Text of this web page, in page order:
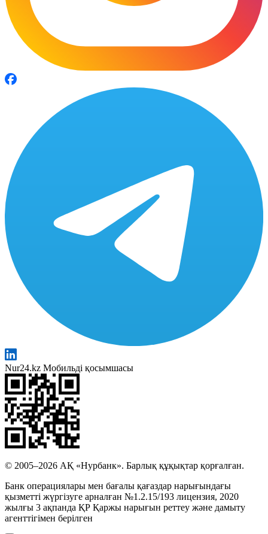
Nur24.kz Мобильді қосымшасы
© 2005–2026 АҚ «Нурбанк». Барлық құқықтар қорғалған.
Банк операциялары мен бағалы қағаздар нарығындағы
қызметті жүргізуге арналған №1.2.15/193 лицензия, 2020
жылғы 3 ақпанда ҚР Қаржы нарығын реттеу және дамыту
агенттігімен берілген